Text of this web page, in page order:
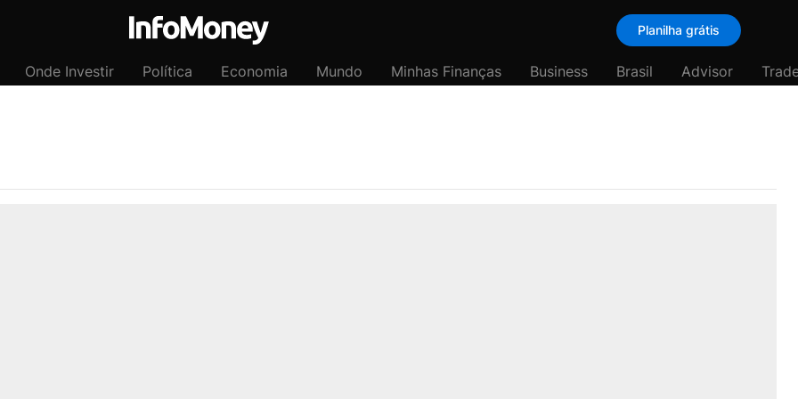
Planilha grátis
Onde Investir Política Economia Mundo Minhas Finanças Business Brasil Advisor